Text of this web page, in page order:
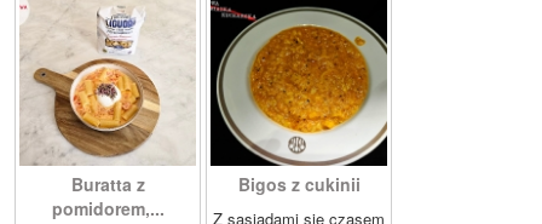
Buratta z
pomidorem,...
Bigos z cukinii
Z sąsiadami się czasem